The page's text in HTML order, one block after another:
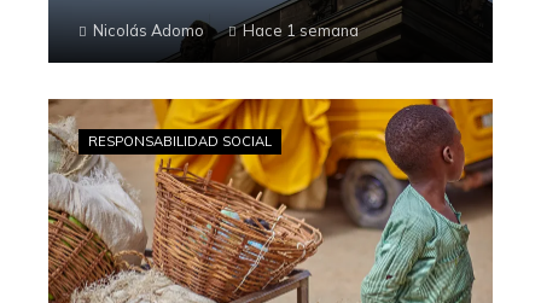
Nicolás Adomo Hace 1 semana
RESPONSABILIDAD SOCIAL